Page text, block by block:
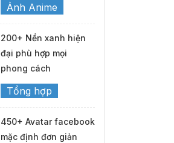
Ảnh Anime
200+ Nền xanh hiện
đại phù hợp mọi
phong cách
Tổng hợp
450+ Avatar facebook
mặc định đơn giản